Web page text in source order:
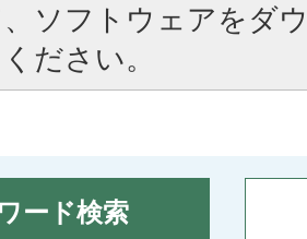
ソフトウェアをダ
ださい。
ード検索